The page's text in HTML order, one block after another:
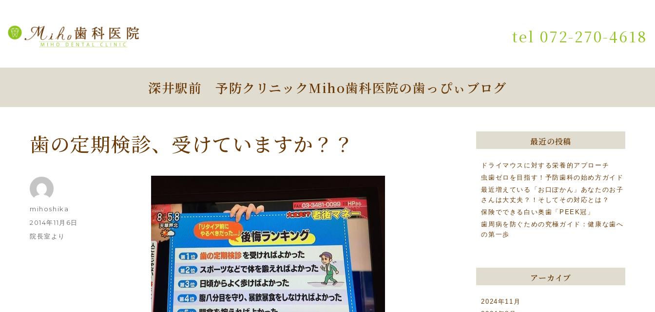
tel 072-270-4618
深井駅前 予防クリニックMiho歯科医院の歯っぴぃブログ
歯の定期検診、受けていますか？？
投
稿
mihoshika
投
稿
2014年11月6日
カ
院長室より
最近の投稿
ドライマウスに対する栄養的アプローチ
虫歯ゼロを目指す！予防歯科の始め方ガイド
最近増えている「お口ぽかん」あなたのお子
さんは大丈夫？！そしてその対応とは？
保険でできる白い奥歯「PEEK冠」
歯周病を防ぐための究極ガイド：健康な歯へ
の第一歩
アーカイブ
2024年11月